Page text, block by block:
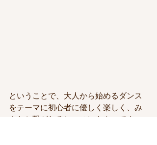
ということで、大人から始めるダンス
をテーマに初心者に優しく楽しく、み
んなと繋がれるレッスンをやってま